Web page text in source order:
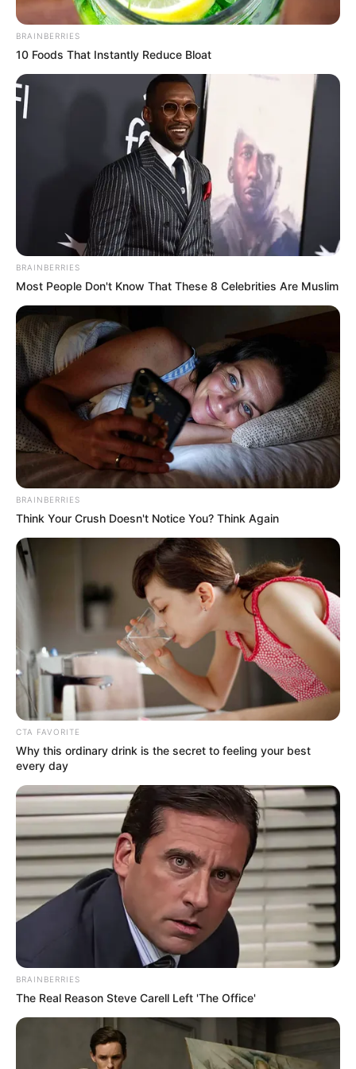
Posted
in
Friss hírek
Pontokba szedve mutatta be
Magyar Péter a kormány
legfontosabb döntéseit
June 8, 2026
Komoly bejelentéseket tett közzé Magyar
Péter:közösségi oldalán pontokba szedve sorolta
fel, milyen döntések születtek egyetlen nap alatt. A
lista alapján nem apró módosításokról van szó,
hanem olyan ügyekről, amelyekhosszú távon is
hatással lehetnek a magyarok mindennapjaira–
az utcák látványától az oktatáson át egészen a
gazdaságig.
BRAINBERRIES
10 Foods That Instantly Reduce Bloat
BRAINBERRIES
Most People Don't Know That These 8 Celebrities Are Muslim
BRAINBERRIES
Think Your Crush Doesn't Notice You? Think Again
CTA FAVORITE
Why this ordinary drink is the secret to feeling your best
every day
BRAINBERRIES
The Real Reason Steve Carell Left 'The Office'